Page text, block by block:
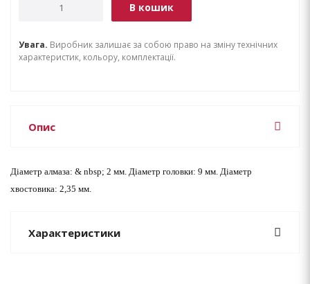
В кошик
Увага. Виробник залишає за собою право на зміну технічних
характеристик, кольору, комплектації.
Опис
Діаметр алмаза: & nbsp; 2 мм. Діаметр головки: 9 мм. Діаметр
хвостовика: 2,35 мм.
Характеристики